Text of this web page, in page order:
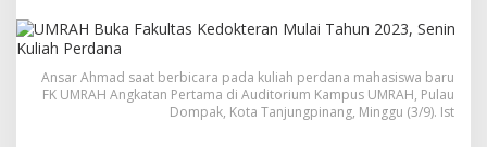
a
k
u
Ansar Ahmad saat berbicara pada kuliah perdana mahasiswa baru
FK UMRAH Angkatan Pertama di Auditorium Kampus UMRAH, Pulau
Dompak, Kota Tanjungpinang, Minggu (3/9). Ist